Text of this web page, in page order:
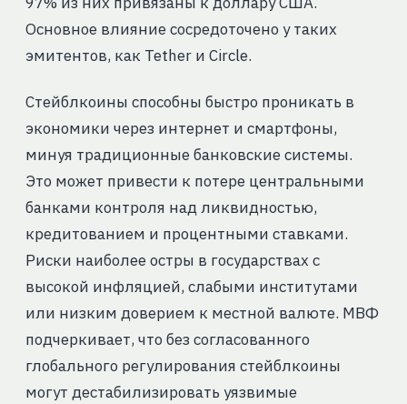
Основное влияние сосредоточено у таких
эмитентов, как Tether и Circle.
Стейблкоины способны быстро проникать в
экономики через интернет и смартфоны,
минуя традиционные банковские системы.
Это может привести к потере центральными
банками контроля над ликвидностью,
кредитованием и процентными ставками.
Риски наиболее остры в государствах с
высокой инфляцией, слабыми институтами
или низким доверием к местной валюте. МВФ
подчеркивает, что без согласованного
глобального регулирования стейблкоины
могут дестабилизировать уязвимые